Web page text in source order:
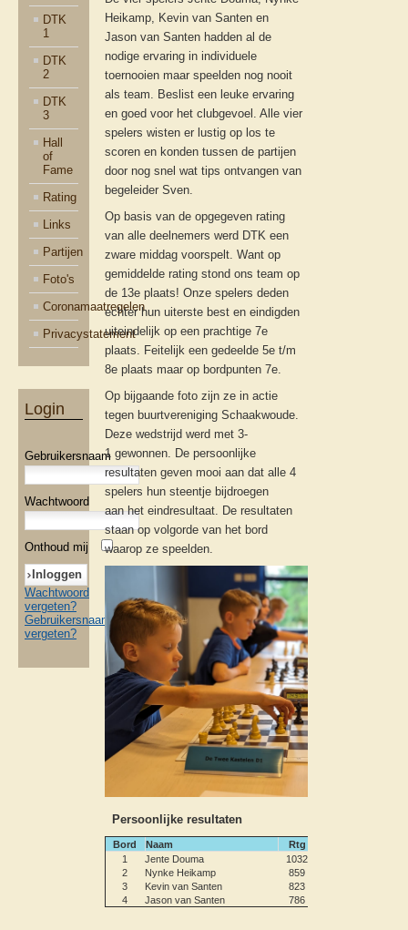
DTK
1
DTK
2
DTK
3
Hall
of
Fame
Rating
Links
Partijen
Foto's
Coronamaatregelen
Privacystatement
Login
Gebruikersnaam
Wachtwoord
Onthoud mij
Wachtwoord
vergeten?
Gebruikersnaam
vergeten?
Heikamp, Kevin van Santen en
Jason van Santen hadden al de
nodige ervaring in individuele
toernooien maar speelden nog nooit
als team. Beslist een leuke ervaring
en goed voor het clubgevoel. Alle vier
spelers wisten er lustig op los te
scoren en konden tussen de partijen
door nog snel wat tips ontvangen van
begeleider Sven.
Op basis van de opgegeven rating
van alle deelnemers werd DTK een
zware middag voorspelt. Want op
gemiddelde rating stond ons team op
de 13e plaats! Onze spelers deden
echter hun uiterste best en eindigden
uiteindelijk op een prachtige 7e
plaats. Feitelijk een gedeelde 5e t/m
8e plaats maar op bordpunten 7e.
Op bijgaande foto zijn ze in actie
tegen buurtvereniging Schaakwoude.
Deze wedstrijd werd met 3-
1 gewonnen. De persoonlijke
resultaten geven mooi aan dat alle 4
spelers hun steentje bijdroegen
aan het eindresultaat. De resultaten
staan op volgorde van het bord
waarop ze speelden.
Persoonlijke resultaten
Bord Naam Rtg
1
Jente Douma 1032
2
Nynke Heikamp 859
3
Kevin van Santen 823
4
Jason van Santen 786